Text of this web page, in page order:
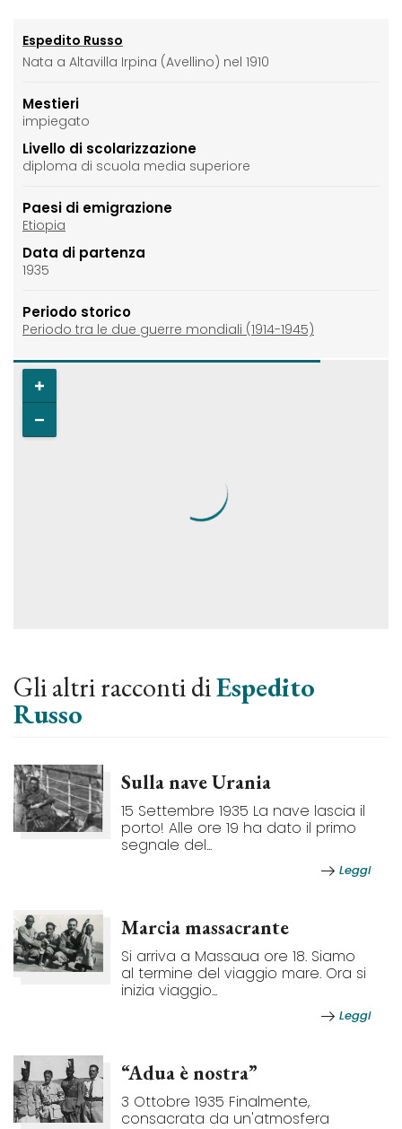
Espedito Russo
Nata a Altavilla Irpina (Avellino) nel 1910
Mestieri
impiegato
Livello di scolarizzazione
diploma di scuola media superiore
Paesi di emigrazione
Etiopia
Data di partenza
1935
Periodo storico
Periodo tra le due guerre mondiali (1914-1945)
Gli altri racconti diEspedito
Russo
Sulla nave Urania
15 Settembre 1935 La nave lascia il
porto! Alle ore 19 ha dato il primo
segnale del...
Leggi
Marcia massacrante
Si arriva a Massaua ore 18. Siamo
al termine del viaggio mare. Ora si
inizia viaggio...
Leggi
“Adua è nostra”
3 Ottobre 1935 Finalmente,
consacrata da un'atmosfera